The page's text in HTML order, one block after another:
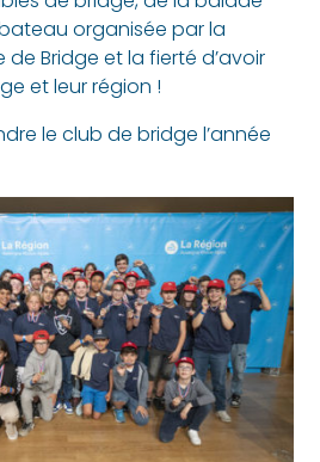
organisée par la
de Bridge et la fierté d’avoir
et leur région !
le club de bridge l’année